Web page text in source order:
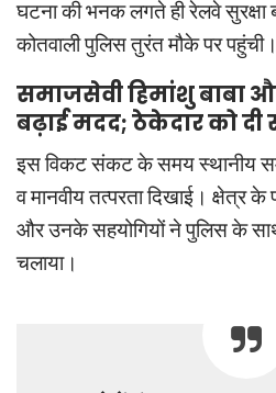
घटना की भनक लगते ही रेलवे
कोतवाली पुलिस तुरंत मौके पर पहुंची।
समाजसेवी हिमांशु बाबा
बढ़ाई मदद; ठेकेदार को दी
इस विकट संकट के समय स्थानीय
व मानवीय तत्परता दिखाई। क्षेत्र के
और उनके सहयोगियों ने पुलिस के
चलाया।